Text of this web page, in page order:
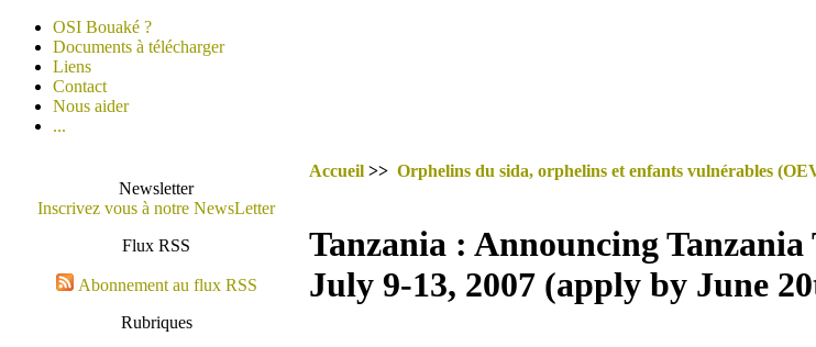
OSI Bouaké ?
Documents à télécharger
Liens
Contact
Nous aider
...
Newsletter
Inscrivez vous à notre NewsLetter
Flux RSS
Abonnement au flux RSS
Rubriques
Accueil >> Orphelins du sida, orphelins et enfants vulnérables
Tanzania : Announcing
July 9-13, 2007 (apply by June